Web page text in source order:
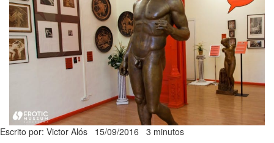
Escrito por: Victor Alós 15/09/2016 3 minutos